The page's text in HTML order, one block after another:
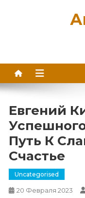
Евгений
Путь К
Счастье
Uncategorised
20 Февраля 2023